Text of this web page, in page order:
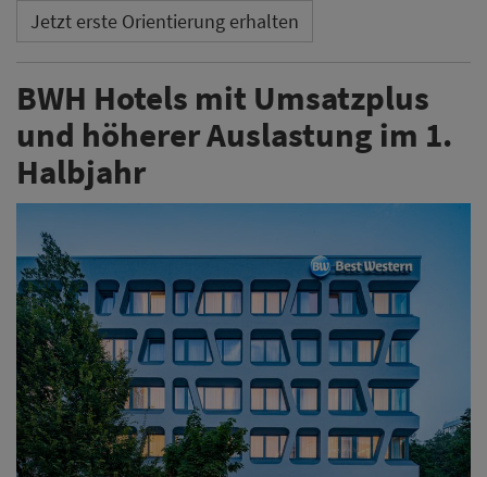
Jetzt erste Orientierung erhalten
BWH Hotels mit Umsatzplus
und höherer Auslastung im 1.
Halbjahr